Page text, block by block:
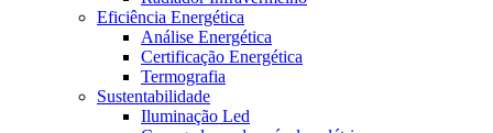
Eficiência Energética
Análise Energética
Certificação Energética
Termografia
Sustentabilidade
Iluminação Led